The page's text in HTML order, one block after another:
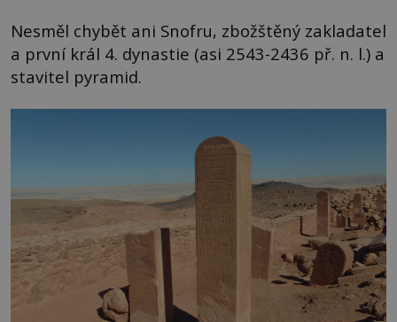
Nesměl chybět ani Snofru, zbožštěný zakladatel
a první král 4. dynastie (asi 2543-2436 př. n. l.) a
stavitel pyramid.